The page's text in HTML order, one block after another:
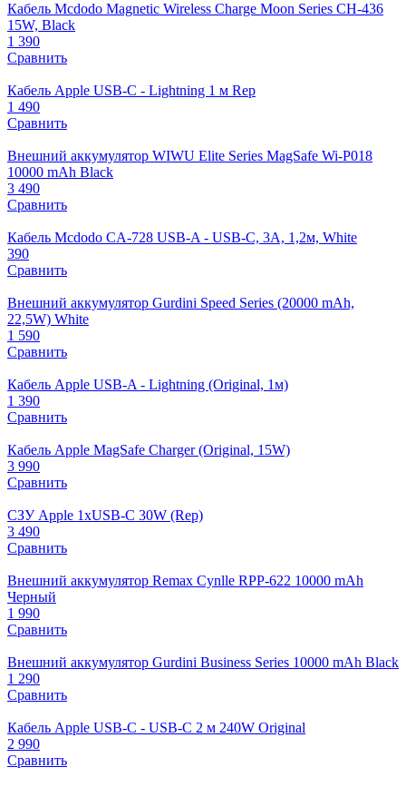
Кабель Mcdodo Magnetic Wireless Charge Moon Series CH-436
15W, Black
1 390
Сравнить
Кабель Apple USB-C - Lightning 1 м Rep
1 490
Сравнить
Внешний аккумулятор WIWU Elite Series MagSafe Wi-P018
10000 mAh Black
3 490
Сравнить
Кабель Mcdodo CA-728 USB-A - USB-C, 3A, 1,2м, White
390
Сравнить
Внешний аккумулятор Gurdini Speed Series (20000 mAh,
22,5W) White
1 590
Сравнить
Кабель Apple USB-A - Lightning (Original, 1м)
1 390
Сравнить
Кабель Apple MagSafe Charger (Original, 15W)
3 990
Сравнить
СЗУ Apple 1xUSB-C 30W (Rep)
3 490
Сравнить
Внешний аккумулятор Remax Cynlle RPP-622 10000 mAh
Черный
1 990
Сравнить
Внешний аккумулятор Gurdini Business Series 10000 mAh Black
1 290
Сравнить
Кабель Apple USB-C - USB-C 2 м 240W Original
2 990
Сравнить